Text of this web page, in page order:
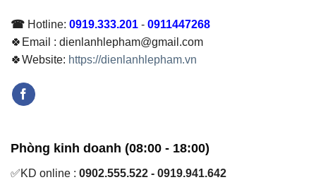
☎ Hotline: 0919.333.201 - 0911447268
🍀Email : dienlanhlepham@gmail.com
🍀Website: https://dienlanhlepham.vn
Phòng kinh doanh (08:00 - 18:00)
✅KD online : 0902.555.522 - 0919.941.642